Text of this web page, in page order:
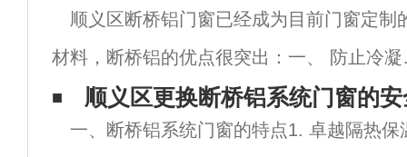
密封性能可以有效地隔绝噪音和灰尘的侵入
顺义区断桥铝门窗已经成为目前门窗定制
材料，断桥铝的优点很突出：一、 防止冷凝
带有隔热条的型材内表面的温度与室内温度
近，降低室内水分因过饱和而冷凝在型材表
顺义区更换断桥铝系统门窗的
一、断桥铝系统门窗的特点1. 卓越隔热保